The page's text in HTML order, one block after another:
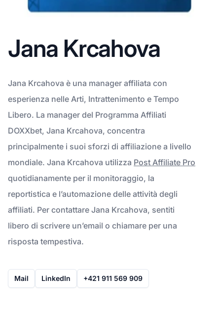
Jana Krcahova
Jana Krcahova è una manager affiliata con
esperienza nelle Arti, Intrattenimento e Tempo
Libero. La manager del Programma Affiliati
DOXXbet, Jana Krcahova, concentra
principalmente i suoi sforzi di affiliazione a livello
mondiale. Jana Krcahova utilizza Post Affiliate Pro
quotidianamente per il monitoraggio, la
reportistica e l’automazione delle attività degli
affiliati. Per contattare Jana Krcahova, sentiti
libero di scrivere un’email o chiamare per una
risposta tempestiva.
Mail LinkedIn +421 911 569 909